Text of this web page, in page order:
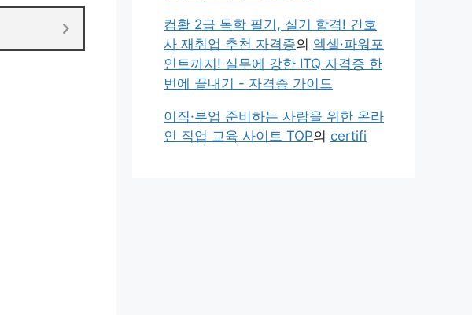
컴활 2급 독학 필기, 실기 합격! 간호
사 재취업 추천 자격증의 엑셀·파워포
인트까지! 실무에 강한 ITQ 자격증 한
번에 끝내기 - 자격증 가이드
이직·부업 준비하는 사람을 위한 온라
인 직업 교육 사이트 TOP의 certifi